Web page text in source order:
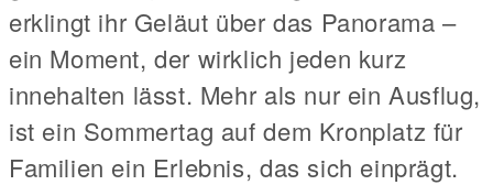
erklingt ihr Geläut über das Panorama –
ein Moment, der wirklich jeden kurz
innehalten lässt. Mehr als nur ein Ausflug,
ist ein Sommertag auf dem Kronplatz für
Familien ein Erlebnis, das sich einprägt.